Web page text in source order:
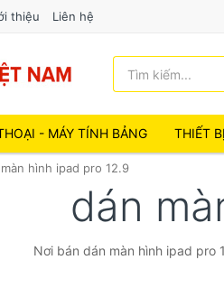
thiệu Liên hệ
- MÁY TÍNH BẢNG THIẾT
hình ipad pro 12.9
dán
Nơi bán dán màn hình ipad pro